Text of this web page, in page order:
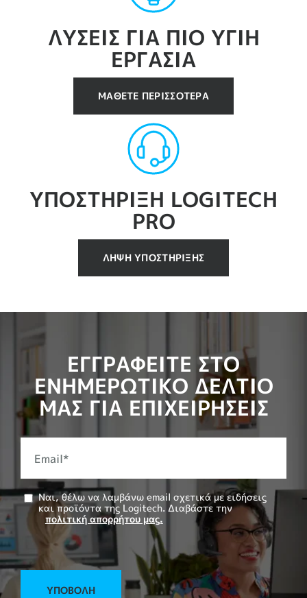
ΛΥΣΕΙΣ ΓΙΑ ΠΙΟ ΥΓΙΗ
ΕΡΓΑΣΙΑ
ΜΆΘΕΤΕ ΠΕΡΙΣΣΌΤΕΡΑ
ΥΠΟΣΤΗΡΙΞΗ LOGITECH
PRO
ΛΗΨΗ ΥΠΟΣΤΗΡΙΞΗΣ
ΕΓΓΡΑΦΕΙΤΕ ΣΤΟ
ΕΝΗΜΕΡΩΤΙΚΟ ΔΕΛΤΙΟ
ΜΑΣ ΓΙΑ ΕΠΙΧΕΙΡΗΣΕΙΣ
Email*
Ναι, θέλω να λαμβάνω email σχετικά με ειδήσεις
και προϊόντα της Logitech. Διαβάστε την
πολιτική απορρήτου μας.
ΥΠΟΒΟΛΉ